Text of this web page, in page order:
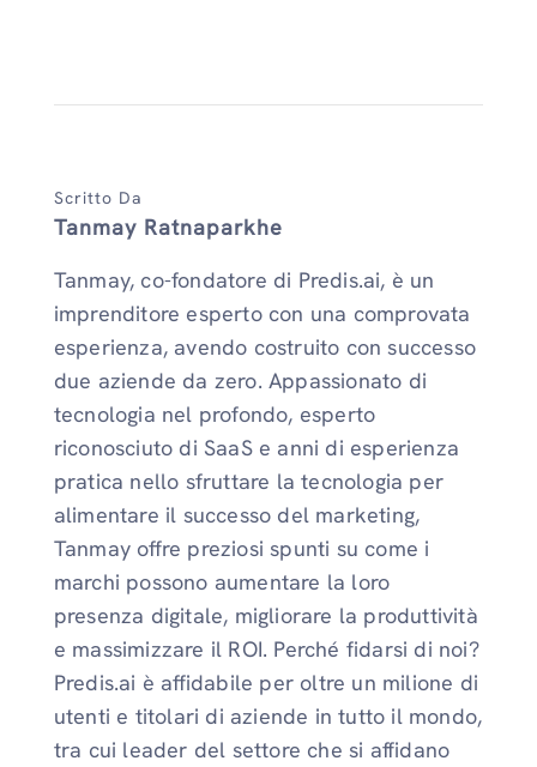
Scritto Da
Tanmay Ratnaparkhe
Tanmay, co-fondatore di Predis.ai, è un
imprenditore esperto con una comprovata
esperienza, avendo costruito con successo
due aziende da zero. Appassionato di
tecnologia nel profondo, esperto
riconosciuto di SaaS e anni di esperienza
pratica nello sfruttare la tecnologia per
alimentare il successo del marketing,
Tanmay offre preziosi spunti su come i
marchi possono aumentare la loro
presenza digitale, migliorare la produttività
e massimizzare il ROI. Perché fidarsi di noi?
Predis.ai è affidabile per oltre un milione di
utenti e titolari di aziende in tutto il mondo,
tra cui leader del settore che si affidano